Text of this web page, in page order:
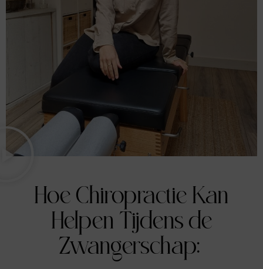
Hoe Chiropractie Kan
Helpen Tijdens de
Zwangerschap: